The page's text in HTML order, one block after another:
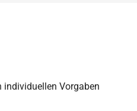
individuellen Vorgaben